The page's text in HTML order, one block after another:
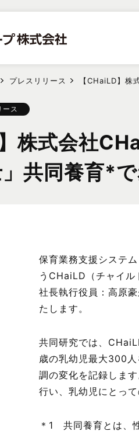
プレスリリース 【CHaiLD】
ース
株式会社
共同養育*
保育業務支援システ
うCHaiLD（チャイ
社長執行役員：高原
たします。
共同研究では、
歳の乳幼児最大300
調の変化を記録しま
行い、乳幼児にとっ
＊1 共同養育とは、